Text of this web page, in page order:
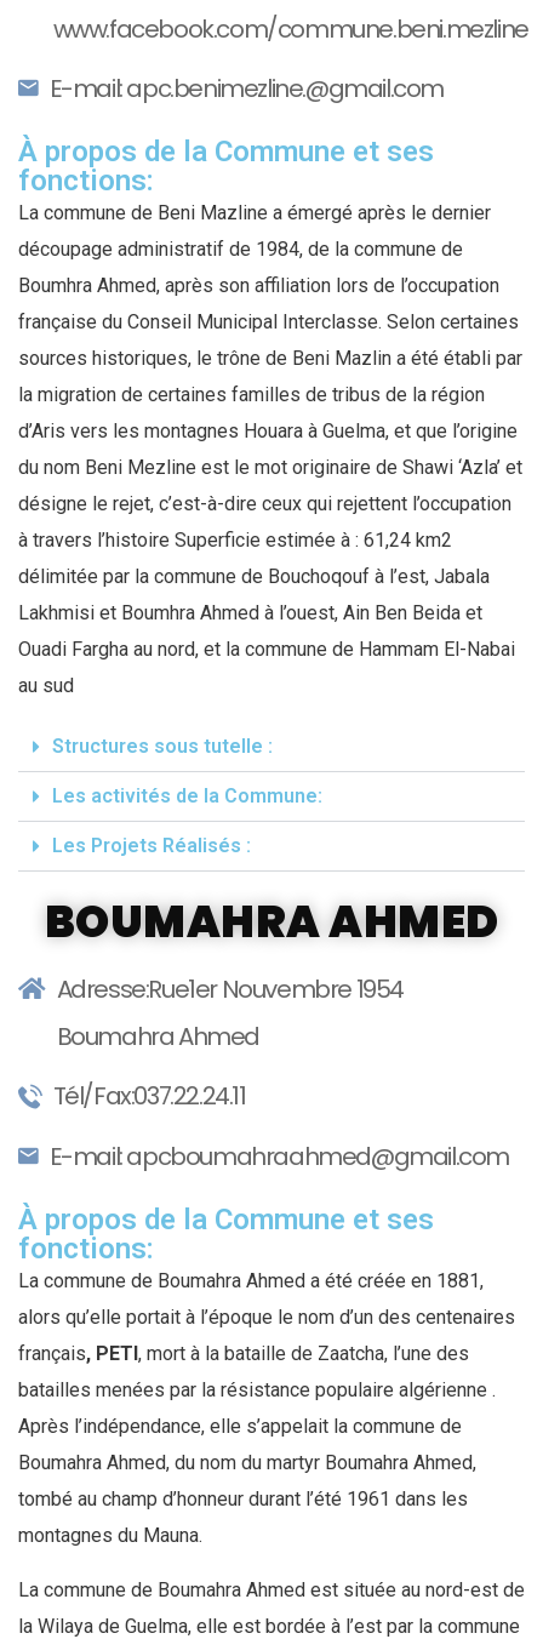
www.facebook.com/commune.beni.mezline
E-mail: apc.benimezline.@gmail.com
À propos de la Commune et ses
fonctions:
La commune de Beni Mazline a émergé après le dernier
découpage administratif de 1984, de la commune de
Boumhra Ahmed, après son affiliation lors de l’occupation
française du Conseil Municipal Interclasse. Selon certaines
sources historiques, le trône de Beni Mazlin a été établi par
la migration de certaines familles de tribus de la région
d’Aris vers les montagnes Houara à Guelma, et que l’origine
du nom Beni Mezline est le mot originaire de Shawi ‘Azla’ et
désigne le rejet, c’est-à-dire ceux qui rejettent l’occupation
à travers l’histoire Superficie estimée à : 61,24 km2
délimitée par la commune de Bouchoqouf à l’est, Jabala
Lakhmisi et Boumhra Ahmed à l’ouest, Ain Ben Beida et
Ouadi Fargha au nord, et la commune de Hammam El-Nabai
au sud
Structures sous tutelle :
Les activités de la Commune:
Les Projets Réalisés :
BOUMAHRA AHMED
Adresse:Rue1er Nouvembre 1954
Boumahra Ahmed
Tél/Fax:037.22.24.11
E-mail: apcboumahraahmed@gmail.com
À propos de la Commune et ses
fonctions:
La commune de Boumahra Ahmed a été créée en 1881,
alors qu’elle portait à l’époque le nom d’un des centenaires
français, PETI, mort à la bataille de Zaatcha, l’une des
batailles menées par la résistance populaire algérienne .
Après l’indépendance, elle s’appelait la commune de
Boumahra Ahmed, du nom du martyr Boumahra Ahmed,
tombé au champ d’honneur durant l’été 1961 dans les
montagnes du Mauna.
La commune de Boumahra Ahmed est située au nord-est de
la Wilaya de Guelma, elle est bordée à l’est par la commune